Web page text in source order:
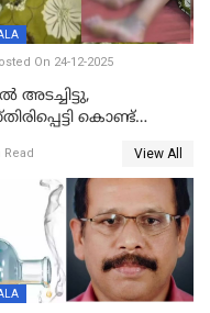
On 24-12-2025
അടച്ചിട്ടു,
കൊണ്ട്
യുവതിക്ക് ക്രൂര
Read View All